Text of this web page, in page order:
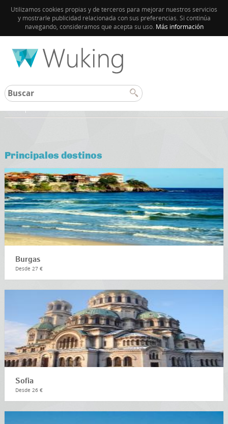
Utilizamos cookies propias y de terceros para mejorar nuestros servicios
y mostrarle publicidad relacionada con sus preferencias. Si continúa
navegando, consideramos que acepta su uso. Más información
Principales destinos
Burgas
Desde 27 €
Sofia
Desde 26 €